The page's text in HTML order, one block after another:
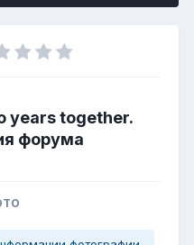
years together.
форума